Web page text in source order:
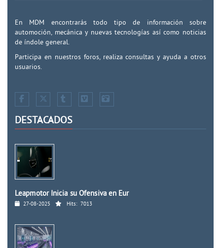
En MDM encontrarás todo tipo de información sobre
automoción, mecánica y nuevas tecnologías así como noticias
de índole general.
Participa en nuestros foros, realiza consultas y ayuda a otros
usuarios.
DESTACADOS
Leapmotor Inicia su Ofensiva en Eur
27-08-2025 Hits: 7013